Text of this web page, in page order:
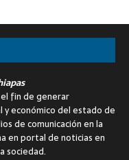
fin de generar
económico del estado de
de comunicación en la
en portal de noticias en
sociedad.